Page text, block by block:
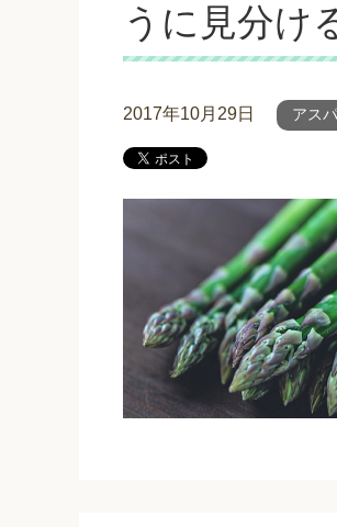
うに見分け
2017年10月29日 アス